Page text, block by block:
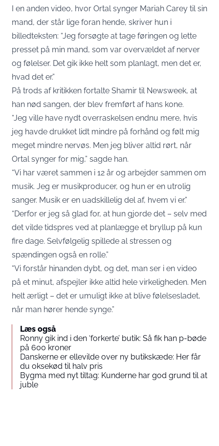
I en anden video, hvor Ortal synger Mariah Carey til sin
mand, der står lige foran hende, skriver hun i
billedteksten: “Jeg forsøgte at tage føringen og lette
presset på min mand, som var overvældet af nerver
og følelser. Det gik ikke helt som planlagt, men det er,
hvad det er.”
På trods af kritikken fortalte Shamir til Newsweek, at
han nød sangen, der blev fremført af hans kone.
“Jeg ville have nydt overraskelsen endnu mere, hvis
jeg havde drukket lidt mindre på forhånd og følt mig
meget mindre nervøs. Men jeg bliver altid rørt, når
Ortal synger for mig,” sagde han.
“Vi har været sammen i 12 år og arbejder sammen om
musik. Jeg er musikproducer, og hun er en utrolig
sanger. Musik er en uadskillelig del af, hvem vi er.”
“Derfor er jeg så glad for, at hun gjorde det – selv med
det vilde tidspres ved at planlægge et bryllup på kun
fire dage. Selvfølgelig spillede al stressen og
spændingen også en rolle.”
“Vi forstår hinanden dybt, og det, man ser i en video
på et minut, afspejler ikke altid hele virkeligheden. Men
helt ærligt – det er umuligt ikke at blive følelsesladet,
når man hører hende synge.”
Læs også
Ronny gik ind i den ‘forkerte’ butik: Så fik han p-bøde
på 600 kroner
Danskerne er ellevilde over ny butikskæde: Her får
du oksekød til halv pris
Bygma med nyt tiltag: Kunderne har god grund til at
juble